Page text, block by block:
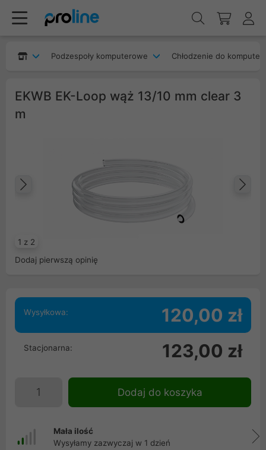
Podzespoły komputerowe Chłodzenie do
EKWB EK-Loop wąż 13/10 mm clear 3
m
1 z 2
Poprzedni
Dodaj pierwszą opinię
Wysyłkowa: 120,00 zł
Stacjonarna: 123,00 zł
Dodaj do koszyka
Mała ilość
Wysyłamy zazwyczaj w 1 dzień